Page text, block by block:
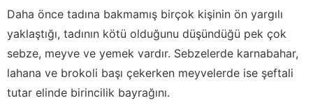
Daha önce tadına bakmamış birçok kişinin ön yargılı
yaklaştığı, tadının kötü olduğunu düşündüğü pek çok
sebze, meyve ve yemek vardır. Sebzelerde karnabahar,
lahana ve brokoli başı çekerken meyvelerde ise şeftali
tutar elinde birincilik bayrağını.